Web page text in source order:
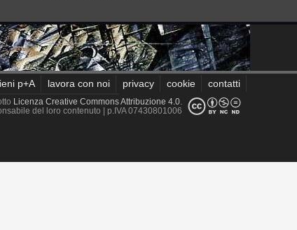
p+A lavora con noi privacy cookie contatti
Licenza Creative Commons Attribuzione 4.0.
del loro contenuto
| p.IVA 07430801006